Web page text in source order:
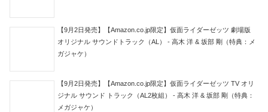
【9月2日発売】【Amazon.co.jp限定】仮面ライダーゼッツ 劇場版
オリジナル サウンドトラック（AL） - 高木 洋 & 坂部 剛（特典：メ
ガジャケ）
【9月2日発売】【Amazon.co.jp限定】仮面ライダーゼッツ TV オリ
ジナル サウンド トラック（AL2枚組） - 高木 洋 & 坂部 剛（特典：
メガジャケ）